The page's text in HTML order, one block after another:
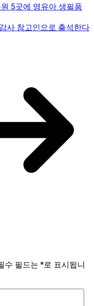
5곳에 영유아 생필품
사 참고인으로 출석한다
수 필드는 *로 표시됩니